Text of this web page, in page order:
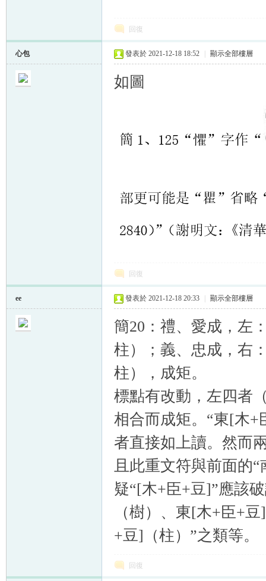
回復
心包 發表於 2021-12-18 18:52 顯示全部樓層
如圖
回復
ee 發表於 2021-12-18 20:33 顯示全部樓層
簡20：禮、愛成，左
柱）；義、忠成，右
柱），成矩。
標點有改動，左四者
相合而成矩。“東[木+
者直接如上讀。然而
且此重文符與前面的
疑“[木+臣+豆]”應該
（樹）、東[木+臣+
+豆]（柱）”之類等。
回復